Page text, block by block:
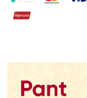
Hipercard
Promoção